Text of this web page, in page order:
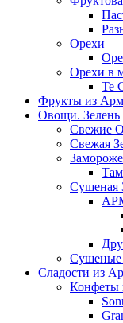
Орехи
Орехи в
Te
Фрукты из
Овощи. Зелень
Свежие
Свежая
Сушеная
Сладости из
Конфеты